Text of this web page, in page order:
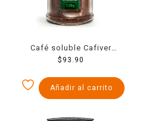
Café soluble Cafiver
Negro descafeinado 90 g
$ 93.90
Añadir al carrito